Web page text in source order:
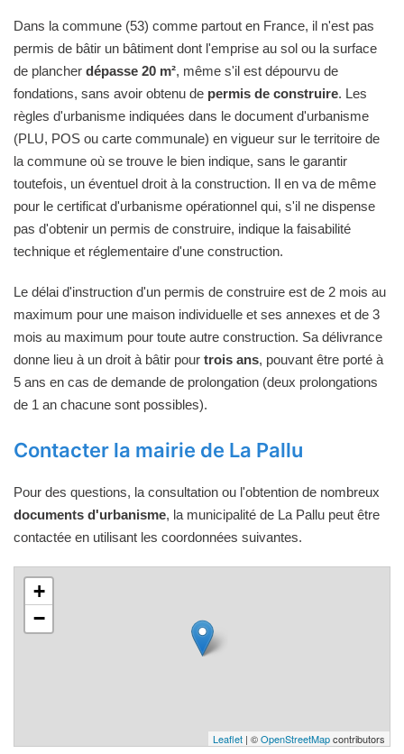
Dans la commune (53) comme partout en France, il n'est pas
permis de bâtir un bâtiment dont l'emprise au sol ou la surface
de plancher dépasse 20 m², même s'il est dépourvu de
fondations, sans avoir obtenu de permis de construire. Les
règles d'urbanisme indiquées dans le document d'urbanisme
(PLU, POS ou carte communale) en vigueur sur le territoire de
la commune où se trouve le bien indique, sans le garantir
toutefois, un éventuel droit à la construction. Il en va de même
pour le certificat d'urbanisme opérationnel qui, s'il ne dispense
pas d'obtenir un permis de construire, indique la faisabilité
technique et réglementaire d'une construction.
Le délai d'instruction d'un permis de construire est de 2 mois au
maximum pour une maison individuelle et ses annexes et de 3
mois au maximum pour toute autre construction. Sa délivrance
donne lieu à un droit à bâtir pour trois ans, pouvant être porté à
5 ans en cas de demande de prolongation (deux prolongations
de 1 an chacune sont possibles).
Contacter la mairie de La Pallu
Pour des questions, la consultation ou l'obtention de nombreux
documents d'urbanisme, la municipalité de La Pallu peut être
contactée en utilisant les coordonnées suivantes.
+
−
Leaflet | ©OpenStreetMapcontributors